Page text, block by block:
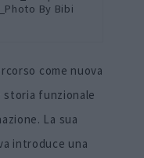
By Bibi
come nuova
storia funzionale
La sua
introduce una